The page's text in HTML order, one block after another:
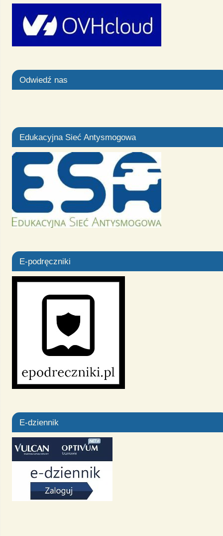
Odwiedź nas
Edukacyjna Sieć Antysmogowa
E-podręczniki
E-dziennik